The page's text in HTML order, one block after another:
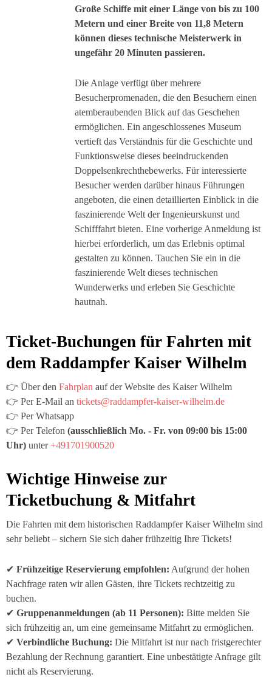
Große Schiffe mit einer Länge von bis zu 100
Metern und einer Breite von 11,8 Metern
können dieses technische Meisterwerk in
ungefähr 20 Minuten passieren.
Die Anlage verfügt über mehrere
Besucherpromenaden, die den Besuchern einen
atemberaubenden Blick auf das Geschehen
ermöglichen. Ein angeschlossenes Museum
vertieft das Verständnis für die Geschichte und
Funktionsweise dieses beeindruckenden
Doppelsenkrechthebewerks. Für interessierte
Besucher werden darüber hinaus Führungen
angeboten, die einen detaillierten Einblick in die
faszinierende Welt der Ingenieurskunst und
Schifffahrt bieten. Eine vorherige Anmeldung ist
hierbei erforderlich, um das Erlebnis optimal
gestalten zu können. Tauchen Sie ein in die
faszinierende Welt dieses technischen
Wunderwerks und erleben Sie Geschichte
hautnah.
Ticket-Buchungen für Fahrten mit
dem Raddampfer Kaiser Wilhelm
👉 Über den Fahrplan auf der Website des Kaiser Wilhelm
👉 Per E-Mail an tickets@raddampfer-kaiser-wilhelm.de
👉 Per Whatsapp
👉 Per Telefon (ausschließlich Mo. - Fr. von 09:00 bis 15:00
Uhr) unter+491701900520
Wichtige Hinweise zur
Ticketbuchung & Mitfahrt
Die Fahrten mit dem historischen RaddampferKaiser Wilhelm sind
sehr beliebt – sichern Sie sich daher frühzeitig Ihre Tickets!
✔ Frühzeitige Reservierung empfohlen: Aufgrund der hohen
Nachfrage raten wir allen Gästen, ihre Tickets rechtzeitig zu
buchen.
✔ Gruppenanmeldungen (ab 11 Personen): Bitte melden Sie
sich frühzeitig an, um eine gemeinsame Mitfahrt zu ermöglichen.
✔ Verbindliche Buchung: Die Mitfahrt ist nur nach fristgerechter
Bezahlung der Rechnung garantiert. Eine unbestätigte Anfrage gilt
nicht als Reservierung.